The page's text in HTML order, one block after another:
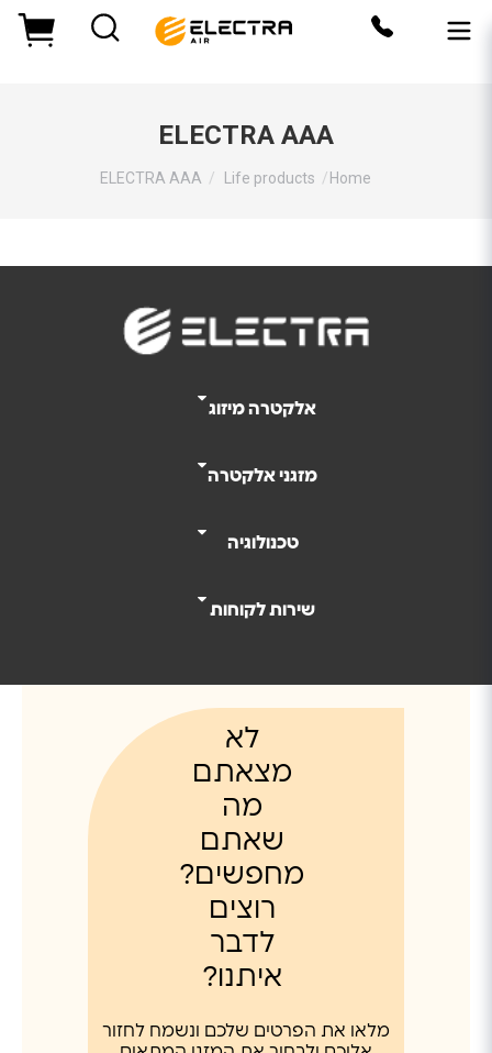
ELECTRA AAA
Home
Life products
ELECTRA AAA
אלקטרה מיזוג
מזגני אלקטרה
טכנולוגיה
שירות לקוחות
לא
מצאתם
מה
שאתם
מחפשים?
רוצים
לדבר
איתנו?
מלאו את הפרטים שלכם ונשמח לחזור